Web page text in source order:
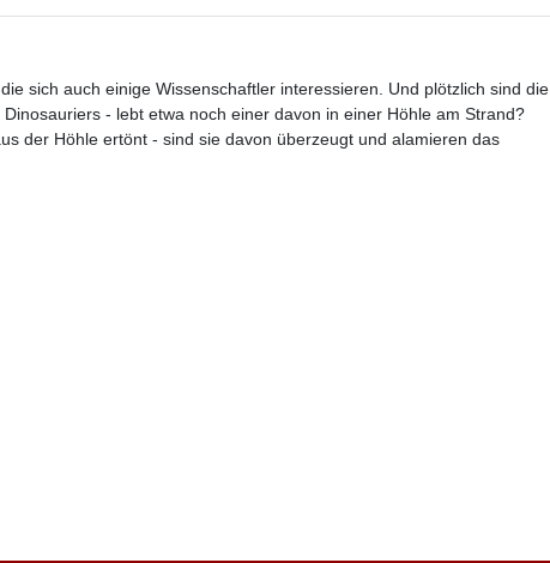
sich auch einige Wissenschaftler interessieren. Und plötzlich sind die
- lebt etwa noch einer davon in einer Höhle am Strand?
der Höhle ertönt - sind sie davon überzeugt und alamieren das